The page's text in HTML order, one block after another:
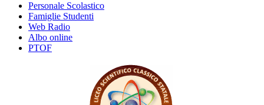
Personale Scolastico
Famiglie Studenti
Web Radio
Albo online
PTOF